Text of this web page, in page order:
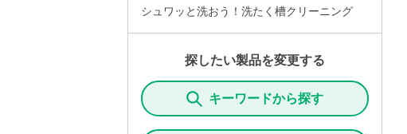
シュワッと洗おう！洗たく槽クリーニング
探したい製品を変更する
キーワードから探す